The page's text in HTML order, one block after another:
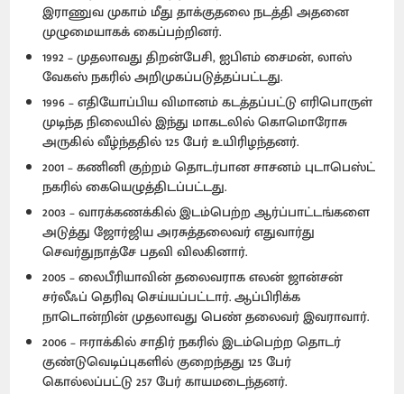
இராணுவ முகாம் மீது தாக்குதலை நடத்தி அதனை
முழுமையாகக் கைப்பற்றினர்.
1992 – முதலாவது திறன்பேசி, ஐபிஎம் சைமன், லாஸ்
வேகஸ் நகரில் அறிமுகப்படுத்தப்பட்டது.
1996 – எதியோப்பிய விமானம் கடத்தப்பட்டு எரிபொருள்
முடிந்த நிலையில் இந்து மாகடலில் கொமொரோசு
அருகில் வீழ்ந்ததில் 125 பேர் உயிரிழந்தனர்.
2001 – கணினி குற்றம் தொடர்பான சாசனம் புடாபெஸ்ட்
நகரில் கையெழுத்திடப்பட்டது.
2003 – வாரக்கணக்கில் இடம்பெற்ற ஆர்ப்பாட்டங்களை
அடுத்து ஜோர்ஜிய அரசுத்தலைவர் எதுவார்து
செவர்துநாத்சே பதவி விலகினார்.
2005 – லைபீரியாவின் தலைவராக எலன் ஜான்சன்
சர்லீஃப் தெரிவு செய்யப்பட்டார். ஆப்பிரிக்க
நாடொன்றின் முதலாவது பெண் தலைவர் இவராவார்.
2006 – ஈராக்கில் சாதிர் நகரில் இடம்பெற்ற தொடர்
குண்டுவெடிப்புகளில் குறைந்தது 125 பேர்
கொல்லப்பட்டு 257 பேர் காயமடைந்தனர்.